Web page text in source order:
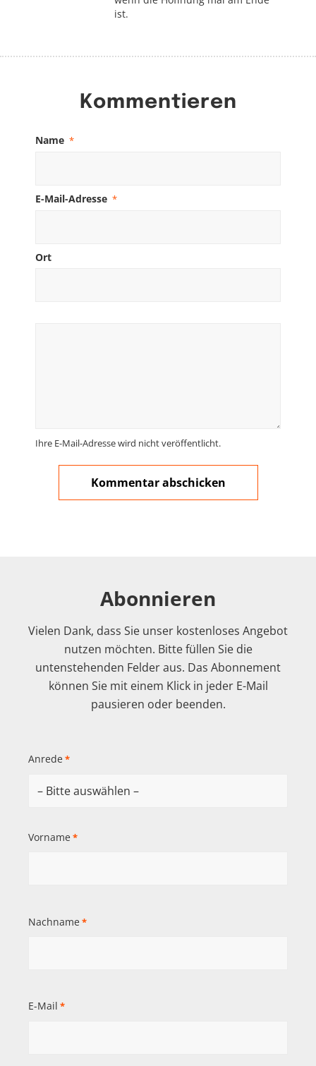
ist.
Kommentieren
Name *
E-Mail-Adresse *
Ort
Ihre E-Mail-Adresse wird nicht veröffentlicht.
Abonnieren
Vielen Dank, dass Sie unser kostenloses Angebot
nutzen möchten. Bitte füllen Sie die
untenstehenden Felder aus. Das Abonnement
können Sie mit einem Klick in jeder E-Mail
pausieren oder beenden.
Anrede *
Vorname *
Nachname *
E-Mail *